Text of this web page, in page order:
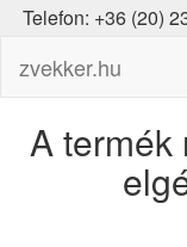
Telefon: +36 (20)
zvekker.hu
A termék